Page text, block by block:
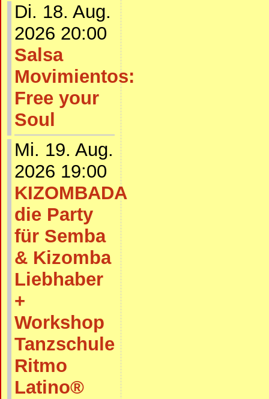
Di. 18. Aug.
2026 20:00
Salsa
Movimientos:
Free your
Soul
Mi. 19. Aug.
2026 19:00
KIZOMBADA
die Party
für Semba
& Kizomba
Liebhaber
+
Workshop
Tanzschule
Ritmo
Latino®